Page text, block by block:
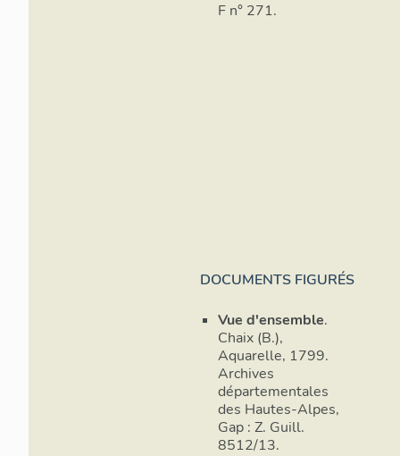
F n° 271.
DOCUMENTS FIGURÉS
Vue d'ensemble.
Chaix (B.),
Aquarelle, 1799.
Archives
départementales
des Hautes-Alpes,
Gap : Z. Guill.
8512/13.